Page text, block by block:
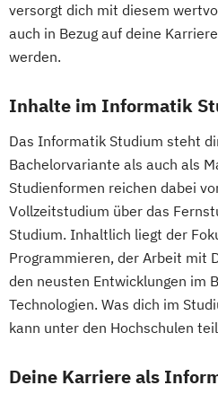
versorgt dich mit diesem
auch in Bezug auf deine
werden.
Inhalte im Informatik
Das Informatik Studium steht
Bachelorvariante als auch als
Studienformen reichen dabei
Vollzeitstudium über das
Studium. Inhaltlich liegt der
Programmieren, der Arbeit mit
den neusten Entwicklungen im
Technologien. Was dich im
kann unter den Hochschulen
Deine Karriere als